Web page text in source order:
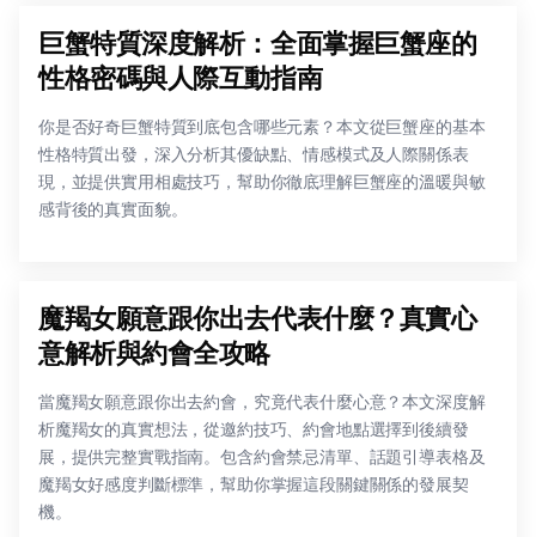
巨蟹特質深度解析：全面掌握巨蟹座的
性格密碼與人際互動指南
你是否好奇巨蟹特質到底包含哪些元素？本文從巨蟹座的基本
性格特質出發，深入分析其優缺點、情感模式及人際關係表
現，並提供實用相處技巧，幫助你徹底理解巨蟹座的溫暖與敏
感背後的真實面貌。
魔羯女願意跟你出去代表什麼？真實心
意解析與約會全攻略
當魔羯女願意跟你出去約會，究竟代表什麼心意？本文深度解
析魔羯女的真實想法，從邀約技巧、約會地點選擇到後續發
展，提供完整實戰指南。包含約會禁忌清單、話題引導表格及
魔羯女好感度判斷標準，幫助你掌握這段關鍵關係的發展契
機。